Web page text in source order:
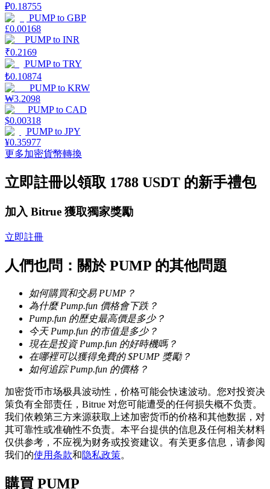
機槍池
一鍵質押鎖定高收益
活期質押獲得熱門資產
鎖倉BTR
輕鬆獲得多重福利
借貸寶
借貸數字貨幣，及時且安全的服務
₽0.18755
PUMPto GBP
£0.00168
PUMPto INR
₹0.2169
PUMPto TRY
₺0.10874
PUMPto KRW
₩3.2098
PUMPto CAD
$0.00318
PUMPto JPY
¥0.35977
更多加密貨幣轉換
立即註冊以領取 1788 USDT 的新手禮包
加入 Bitrue 獲取獨家獎勵
立即註冊
人們也問：關於 PUMP 的其他問題
如何購買和交易 PUMP？
為什麼 Pump.fun 價格會下跌？
Pump.fun 的歷史最高價是多少？
今天 Pump.fun 的市值是多少？
現在是投資 Pump.fun 的好時機嗎？
在哪裡可以獲得免費的 $PUMP 獎勵？
如何追踪 Pump.fun 的價格？
加密货币市场极具波动性，价格可能会快速波动。您对投资决
策负有全部责任，Bitrue 对您可能遭受的任何损失概不负责。
我们依赖第三方来源获取上述加密货币的价格和其他数据，对
其可靠性或准确性不负责。本平台提供的信息及任何相关材料
仅供参考，不应视为财务或投资建议。有关更多信息，请参阅
我们的使用条款和隐私政策。
購買 PUMP